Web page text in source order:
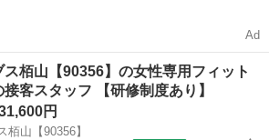
Ad
ス栢山【90356】の女性専用フィット
客スタッフ 【研修制度あり】
円
栢山【90356】